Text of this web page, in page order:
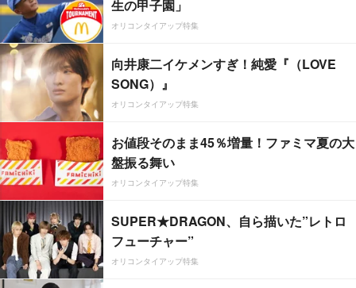
生の甲子園」
オリコンタイアップ特集
向井康二イケメンすぎ！純愛『（LOVE
SONG）』
オリコンタイアップ特集
お値段そのまま45％増量！ファミマ夏の大
盤振る舞い
オリコンタイアップ特集
SUPER★DRAGON、自ら描いた”レトロ
フューチャー”
オリコンタイアップ特集